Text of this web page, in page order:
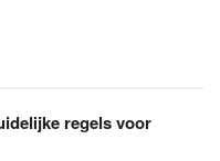
regels voor